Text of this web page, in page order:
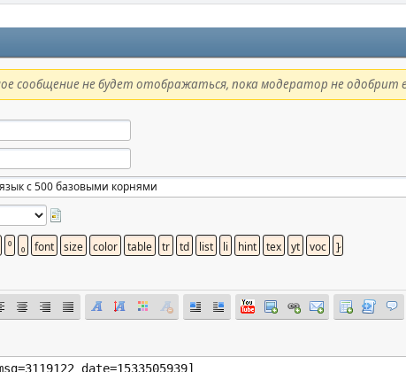
сообщение не будет отображаться, пока модератор не одобрит